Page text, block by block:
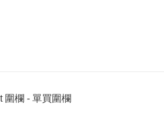
圍欄 - 單買圍欄